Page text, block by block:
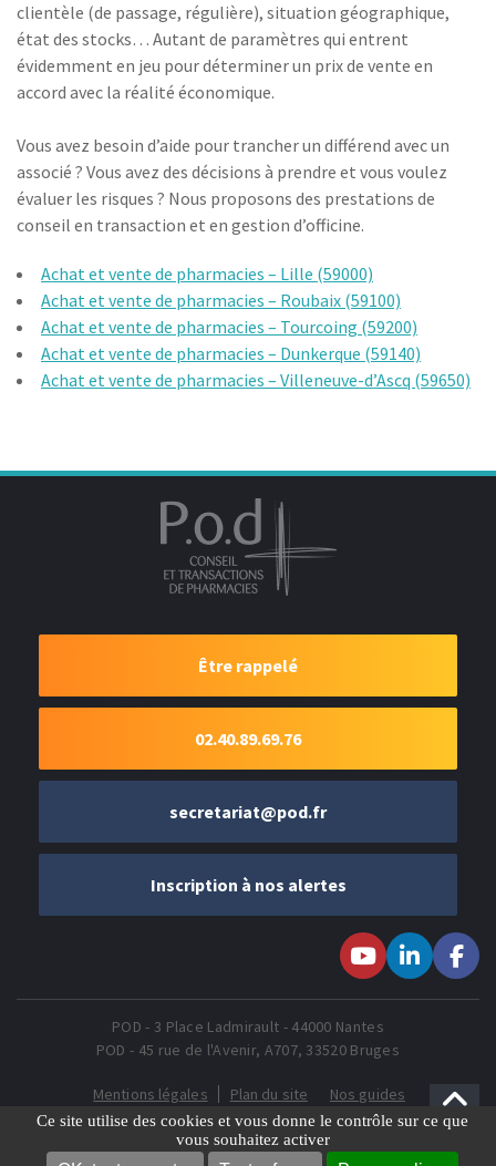
Ce site utilise des cookies et vous donne le contrôle sur ce que
vous souhaitez activer
clientèle (de passage, régulière), situation géographique,
état des stocks… Autant de paramètres qui entrent
évidemment en jeu pour déterminer un prix de vente en
accord avec la réalité économique.
Vous avez besoin d’aide pour trancher un différend avec un
associé ? Vous avez des décisions à prendre et vous voulez
évaluer les risques ? Nous proposons des prestations de
conseil en transaction et en gestion d’officine.
Achat et vente de pharmacies – Lille (59000)
Achat et vente de pharmacies – Roubaix (59100)
Achat et vente de pharmacies – Tourcoing (59200)
Achat et vente de pharmacies – Dunkerque (59140)
Achat et vente de pharmacies – Villeneuve-d’Ascq (59650)
Être rappelé
02.40.89.69.76
secretariat@pod.fr
Inscription à nos alertes
Youtubesur LinkedIn
nous sur
POD - 3 Place Ladmirault - 44000 Nantes
POD - 45 rue de l'Avenir, A707, 33520 Bruges
Mentions légales Plan du site
Nos guides
Gestion des Cookies